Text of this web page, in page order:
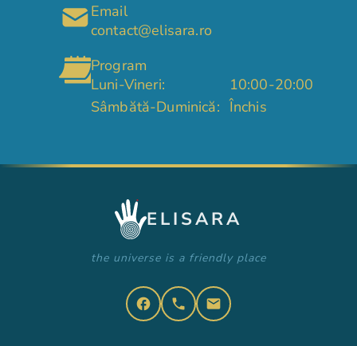
Email
contact@elisara.ro
Program
Luni-Vineri:
10:00-20:00
Sâmbătă-Duminică: Închis
ELISARA
the universe is a friendly place
facebook phone email